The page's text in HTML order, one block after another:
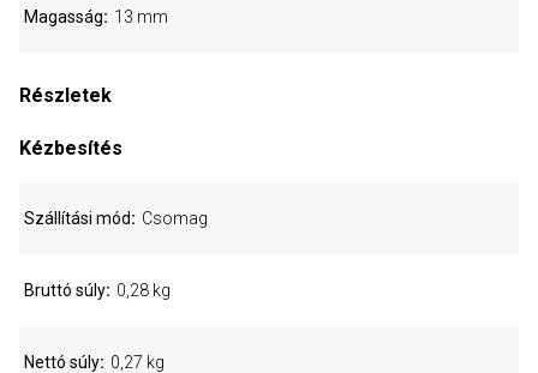
Magasság 13 mm
Részletek
Kézbesítés
Szállítási mód Csomag
Bruttó súly 0,28 kg
Nettó súly 0,27 kg